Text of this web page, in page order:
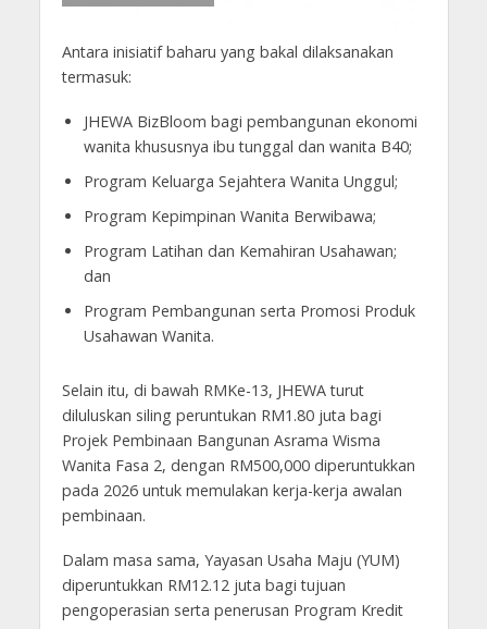
Antara inisiatif baharu yang bakal dilaksanakan
termasuk:
JHEWA BizBloom bagi pembangunan ekonomi
wanita khususnya ibu tunggal dan wanita B40;
Program Keluarga Sejahtera Wanita Unggul;
Program Kepimpinan Wanita Berwibawa;
Program Latihan dan Kemahiran Usahawan;
dan
Program Pembangunan serta Promosi Produk
Usahawan Wanita.
Selain itu, di bawah RMKe-13, JHEWA turut
diluluskan siling peruntukan RM1.80 juta bagi
Projek Pembinaan Bangunan Asrama Wisma
Wanita Fasa 2, dengan RM500,000 diperuntukkan
pada 2026 untuk memulakan kerja-kerja awalan
pembinaan.
Dalam masa sama, Yayasan Usaha Maju (YUM)
diperuntukkan RM12.12 juta bagi tujuan
pengoperasian serta penerusan Program Kredit